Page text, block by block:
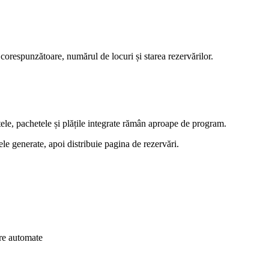
numărul de locuri și starea rezervărilor.
pachetele și plățile integrate rămân aproape de program.
generate, apoi distribuie pagina de rezervări.
automate